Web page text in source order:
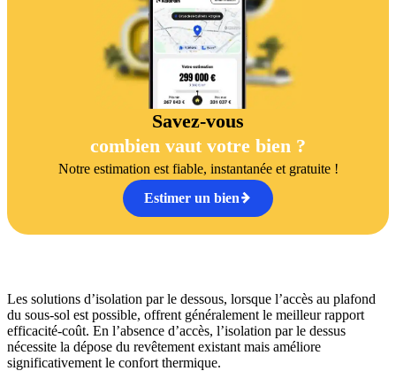
Savez-vous
combien vaut votre bien ?
Notre estimation est fiable, instantanée et gratuite !
Estimer un bien
Les solutions d’isolation par le dessous, lorsque l’accès au plafond
du sous-sol est possible, offrent généralement le meilleur rapport
efficacité-coût. En l’absence d’accès, l’isolation par le dessus
nécessite la dépose du revêtement existant mais améliore
significativement le confort thermique.